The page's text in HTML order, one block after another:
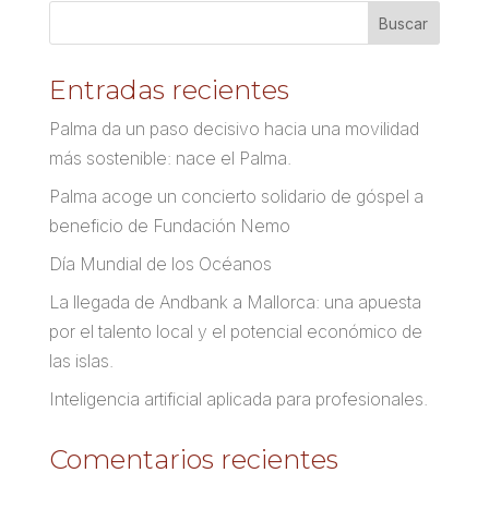
Entradas recientes
Palma da un paso decisivo hacia una movilidad
más sostenible: nace el Palma.
Palma acoge un concierto solidario de góspel a
beneficio de Fundación Nemo
Día Mundial de los Océanos
La llegada de Andbank a Mallorca: una apuesta
por el talento local y el potencial económico de
las islas.
Inteligencia artificial aplicada para profesionales.
Comentarios recientes